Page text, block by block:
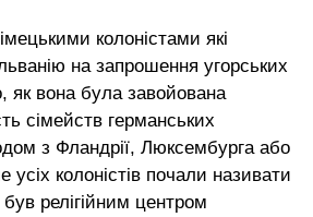
колоністами які
на запрошення угорських
як вона була завойована
сімейств германських
з Фландрії, Люксембурга або
колоністів почали називати
релігійним центром